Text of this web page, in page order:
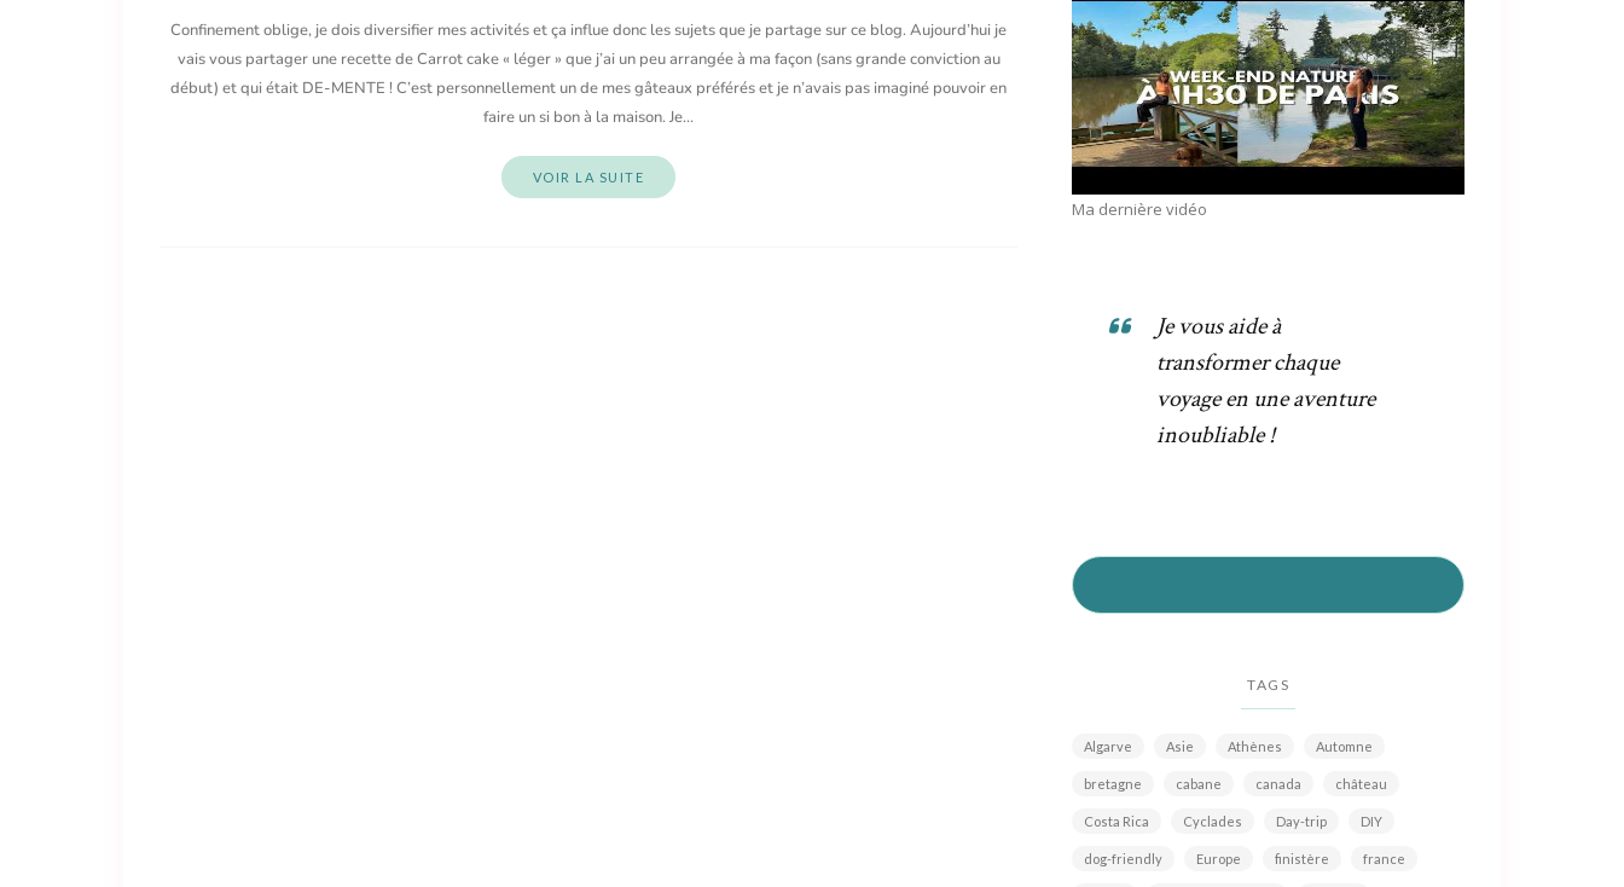
Confinement oblige, je dois diversifier mes activités et ça influe donc les sujets que je partage sur ce blog. Aujourd’hui je
vais vous partager une recette de Carrot cake « léger » que j’ai un peu arrangée à ma façon (sans grande conviction au
début) et qui était DE-MENTE ! C’est personnellement un de mes gâteaux préférés et je n’avais pas imaginé pouvoir en
faire un si bon à la maison. Je…
VOIR LA SUITE
Ma dernière vidéo
Je vous aide à
transformer chaque
voyage en une aventure
inoubliable !
TAGS
Algarve Asie Athènes Automne
bretagne cabane canada château
Costa Rica Cyclades Day-trip DIY
dog-friendly Europe finistère france